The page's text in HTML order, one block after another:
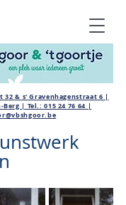
& s' Gravenhagenstraat 6 |
Berg | Tel.:015 24 76 64 |